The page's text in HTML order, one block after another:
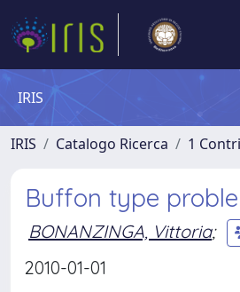
IRIS
IRIS Catalogo Ricerca 1
Buffon type
BONANZINGA, Vittoria;
2010-01-01